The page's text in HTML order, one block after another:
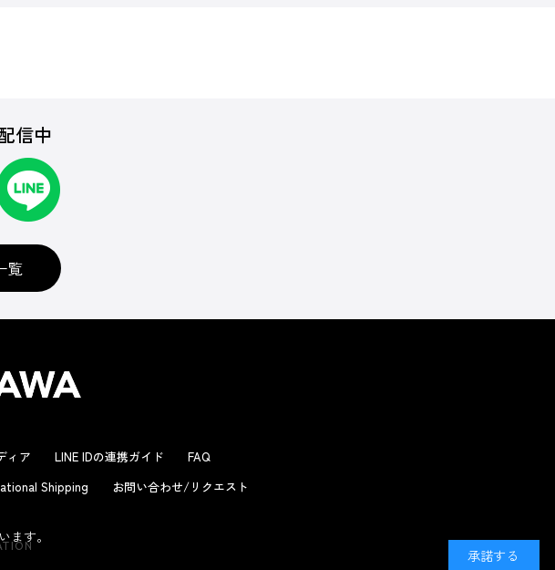
信中
覧
ィア LINE IDの連携ガイド
FAQ
Shipping お問い合わせ/リクエスト
す。
承諾する